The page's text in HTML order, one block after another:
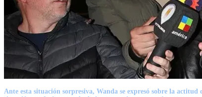
Ante esta situación sorpresiva, Wanda se expresó sobre la